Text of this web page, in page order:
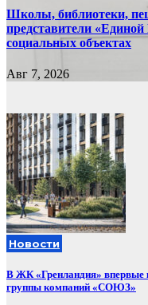
Школы, библиотеки,
представители
социальных объектах
Авг 7, 2026
Новости
В ЖК «Гренландия» впервые
группы компаний «СОЮЗ»